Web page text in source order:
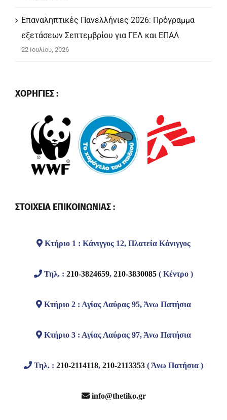
Επαναληπτικές Πανελλήνιες 2026: Πρόγραμμα
εξετάσεων Σεπτεμβρίου για ΓΕΛ και ΕΠΑΛ
22 Ιουλίου, 2026
ΧΟΡΗΓΙΕΣ :
ΣΤΟΙΧΕΙΑ ΕΠΙΚΟΙΝΩΝΙΑΣ :
Κτήριο 1 : Κάνιγγος 12, Πλατεία Κάνιγγος
Τηλ. : 210-3824659, 210-3830085 ( Κέντρο )
Κτήριο 2 : Αγίας Λαύρας 95, Άνω Πατήσια
Κτήριο 3 : Αγίας Λαύρας 97, Άνω Πατήσια
Τηλ. : 210-2114118, 210-2113353 ( Άνω Πατήσια )
info@thetiko.gr